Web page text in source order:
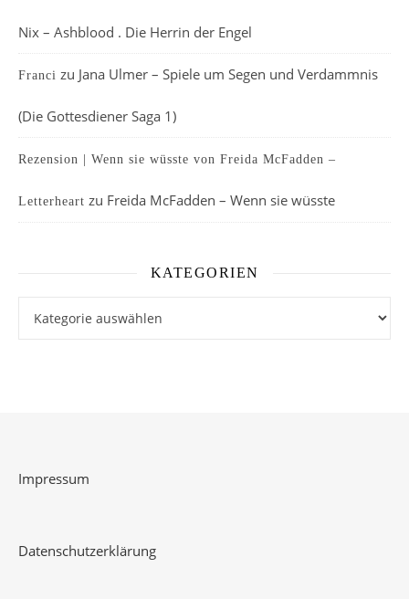
Nix – Ashblood . Die Herrin der Engel
Franci zu Jana Ulmer – Spiele um Segen und Verdammnis
(Die Gottesdiener Saga 1)
Rezension | Wenn sie wüsste von Freida McFadden –
Letterheart zu Freida McFadden – Wenn sie wüsste
KATEGORIEN
Impressum
Datenschutzerklärung